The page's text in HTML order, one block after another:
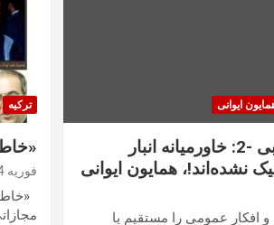
ایوانی
پادگفتارهای تسلیم‌طلبی -2: خاورمیانه انبار
نشده‌اند!، همایون ایوانی
افکار عمومی را مستقیم یا
ترکیه
فوریه 24, 2017